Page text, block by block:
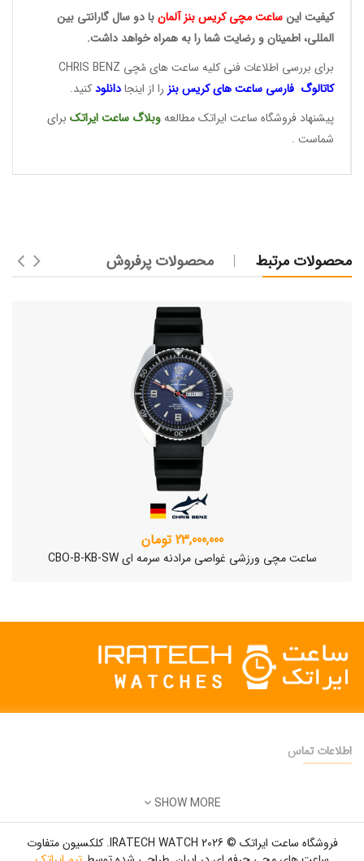
کیفیت اینساعت مچی کریسبنز آلمانبا دو سال گارانتی بین
المللی، اطمینان و رضایت شما را به همراه خواهد داشت.
برای بررسی اطلاعات فنی کلیه ساعت های مُچی CHRIS BENZ
کاتالوگ فارسی ساعت هایکریس بنز را از اینجادانلودکنید.
پیشنهاد فروشگاه ساعت ایراتک مطالعهوبلاگ ساعتایراتک برای
شماست .
محصولات مرتبط محصولات پرفروش
23,000,000 تومان
ساعت مچی ورزشی غواصی مرادنه سرمه ای CBO-B-KB-SW
ساعت مچی سوئیسی SLOW "AM/PM" – 01..
12,500,000 تومان
اطلاعات تماس
ایمیل:
SHOW MORE
فروشگاه ساعت ایراتک © 2026 IRATECH WATCH. کلکسیون متفاوت